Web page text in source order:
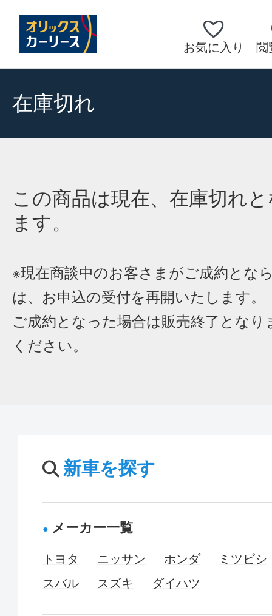
お気に入り 閲
在庫切れ
この商品は現在、在庫切れ
ます。
※現在商談中のお客さまがご成約とな
は、お申込の受付を再開いたします。
ご成約となった場合は販売終了となり
ください。
新車を探す
メーカー一覧
トヨタ ニッサン ホンダ
ミツビシ
スバル
スズキ ダイハツ